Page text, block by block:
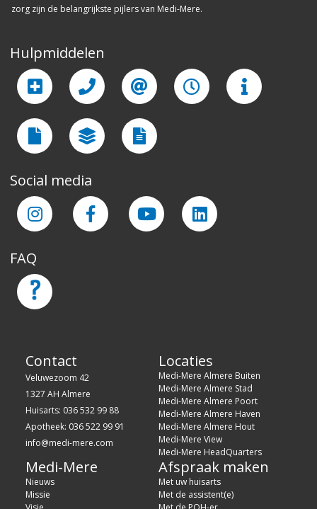
zorg zijn de belangrijkste pijlers van Medi-Mere.
Hulpmiddelen
Social media
FAQ
Contact
Veluwezoom 42
1327 AH Almere
Huisarts: 036 532 99 88
Apotheek: 036 522 99 91
info@medi-mere.com
Locaties
Medi-Mere Almere Buiten
Medi-Mere Almere Stad
Medi-Mere Almere Poort
Medi-Mere Almere Haven
Medi-Mere Almere Hout
Medi-Mere View
Medi-Mere HeadQuarters
Medi-Mere
Nieuws
Missie
Afspraak maken
Met uw huisarts
Met de assistent(e)